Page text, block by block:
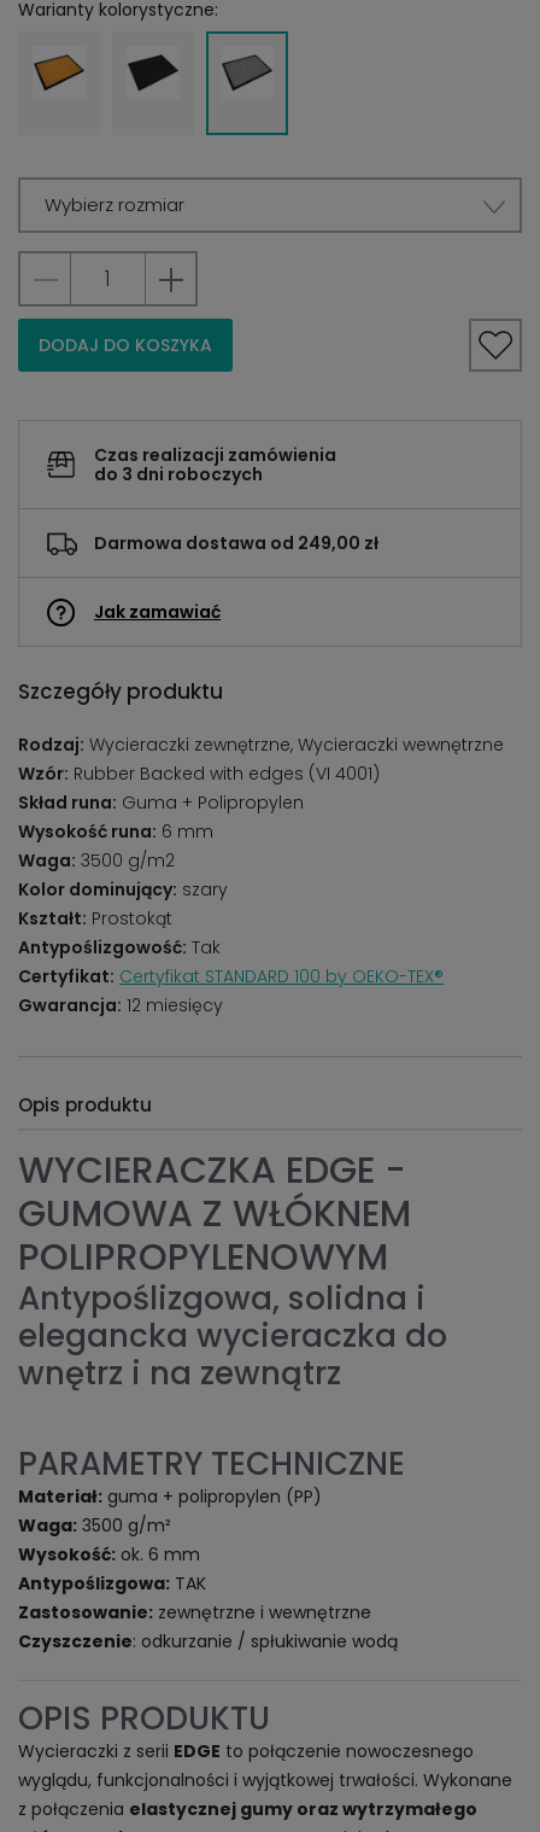
Warianty kolorystyczne:
Wybierz rozmiar
DODAJ DO KOSZYKA
Czas realizacji zamówienia
do 3 dni roboczych
Darmowa dostawa od 249,00 zł
Jak zamawiać
Szczegóły produktu
Rodzaj: Wycieraczki zewnętrzne, Wycieraczki wewnętrzne
Wzór: Rubber Backed with edges (VI 4001)
Skład runa: Guma + Polipropylen
Wysokość runa: 6 mm
Waga: 3500 g/m2
Kolor dominujący: szary
Kształt: Prostokąt
Antypoślizgowość: Tak
Certyfikat: Certyfikat STANDARD 100 by OEKO-TEX®
Gwarancja: 12 miesięcy
Opis produktu
WYCIERACZKA EDGE -
GUMOWA Z WŁÓKNEM
POLIPROPYLENOWYM
Antypoślizgowa, solidna i
elegancka wycieraczka do
wnętrz i na zewnątrz
PARAMETRY TECHNICZNE
Materiał: guma + polipropylen (PP)
Waga: 3500 g/m²
Wysokość: ok. 6 mm
Antypoślizgowa: TAK
Zastosowanie: zewnętrzne i wewnętrzne
Czyszczenie: odkurzanie / spłukiwanie wodą
OPIS PRODUKTU
Wycieraczki z serii EDGE to połączenie nowoczesnego
wyglądu, funkcjonalności i wyjątkowej trwałości. Wykonane
z połączenia elastycznej gumy oraz wytrzymałego